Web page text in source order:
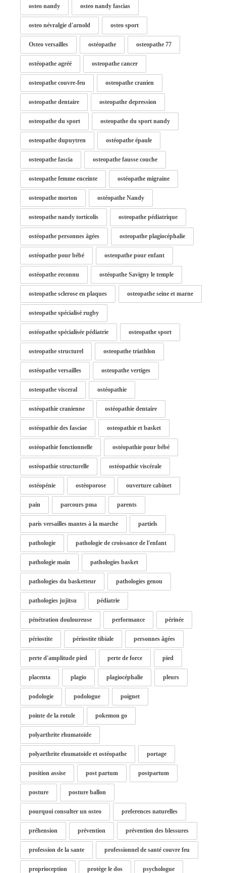
osteo nandy osteo nandy fascias
osteo névralgie d'arnold osteo sport
Osteo versailles ostéopathe osteopathe 77
ostéopathe agréé osteopathe cancer
osteopathe couvre-feu osteopathe cranien
osteopathe dentaire osteopathe depression
osteopathe du sport osteopathe du sport nandy
osteopathe dupuytren ostéopathe épaule
osteopathe fascia osteopathe fausse couche
osteopathe femme enceinte ostéopathe migraine
osteopathe morton ostéopathe Nandy
osteopathe nandy torticolis osteopathe pédiatrique
ostéopathe personnes âgées osteopathe plagiocéphalie
ostéopathe pour bébé osteopathe pour enfant
ostéopathe reconnu ostéopathe Savigny le temple
osteopathe sclerose en plaques osteopathe seine et marne
osteopathe spécialisé rugby
ostéopathe spécialisée pédiatrie osteopathe sport
osteopathe structurel osteopathe triathlon
ostéopathe versailles osteopathe vertiges
osteopathe visceral ostéopathie
ostéopathie cranienne ostéopathie dentaire
ostéopathie des fasciae osteopathie et basket
ostéopathie fonctionnelle ostéopathie pour bébé
ostéopathie structurelle ostéopathie viscérale
ostéopénie ostéoporose ouverture cabinet
pain parcours pma parents
paris versailles mantes à la marche partiels
pathologie pathologie de croissance de l'enfant
pathologie main pathologies basket
pathologies du basketteur pathologies genou
pathologies jujitsu pédiatrie
pénétration douloureuse performance périnée
périostite périostite tibiale personnes âgées
perte d'amplitude pied perte de force pied
placenta plagio plagiocéphalie pleurs
podologie podologue poignet
pointe de la rotule pokemon go
polyarthrite rhumatoïde
polyarthrite rhumatoïde et ostéopathe portage
position assise post partum postpartum
posture posture ballon
pourquoi consulter un osteo preferences naturelles
préhension prévention prévention des blessures
profession de la sante professionnel de santé couvre feu
proprioception protège le dos psychologue